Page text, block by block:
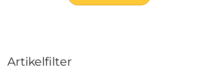
Artikelfilter